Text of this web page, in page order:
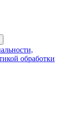
обработки